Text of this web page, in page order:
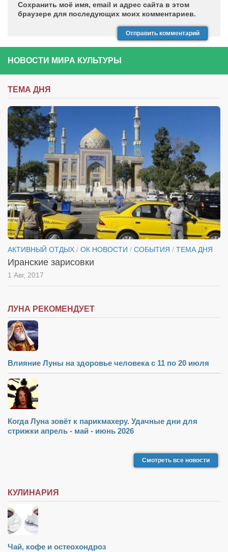
Сохранить моё имя, email и адрес сайта в этом
браузере для последующих моих комментариев.
НОВОСТИ МИРА КУЛЬТУРЫ
ТЕМА ДНЯ
АКТИВНЫЙ ОТДЫХ / ОК НОВОСТИ / СОБЫТИЯ / ТЕМА ДНЯ
Иранские зарисовки
1 Авг, 2017
ЛУНА РЕКОМЕНДУЕТ
Влияние Луны на здоровье человека с 11 по 20 июля
Когда Луна зовёт к парикмахеру. Удачные дни для
стрижки апрель - май - июнь 2026
Смотреть все новости
КУЛИНАРИЯ
Чай, кофе и остеохондроз